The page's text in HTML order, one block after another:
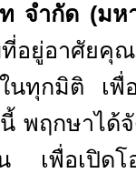
ท จำกัด (มห
ที่อยู่อาศัยคุ
นทุกมิติ เพื่
นี้ พฤกษาไ
พื่อเปิดโอ